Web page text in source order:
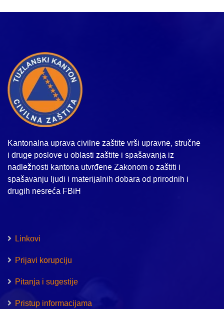
Kantonalna uprava civilne zaštite vrši upravne, stručne
i druge poslove u oblasti zaštite i spašavanja iz
nadležnosti kantona utvrđene Zakonom o zaštiti i
spašavanju ljudi i materijalnih dobara od prirodnih i
drugih nesreća FBiH
Linkovi
Prijavi korupciju
Pitanja i sugestije
Pristup informacijama